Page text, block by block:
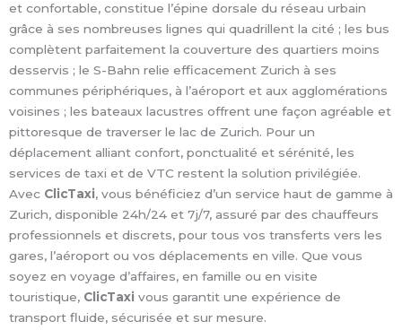
et confortable, constitue l’épine dorsale du réseau urbain
grâce à ses nombreuses lignes qui quadrillent la cité ; les bus
complètent parfaitement la couverture des quartiers moins
desservis ; le S-Bahn relie efficacement Zurich à ses
communes périphériques, à l’aéroport et aux agglomérations
voisines ; les bateaux lacustres offrent une façon agréable et
pittoresque de traverser le lac de Zurich. Pour un
déplacement alliant confort, ponctualité et sérénité, les
services de taxi et de VTC restent la solution privilégiée.
Avec ClicTaxi, vous bénéficiez d’un service haut de gamme à
Zurich, disponible 24h/24 et 7j/7, assuré par des chauffeurs
professionnels et discrets, pour tous vos transferts vers les
gares, l’aéroport ou vos déplacements en ville. Que vous
soyez en voyage d’affaires, en famille ou en visite
touristique, ClicTaxi vous garantit une expérience de
transport fluide, sécurisée et sur mesure.